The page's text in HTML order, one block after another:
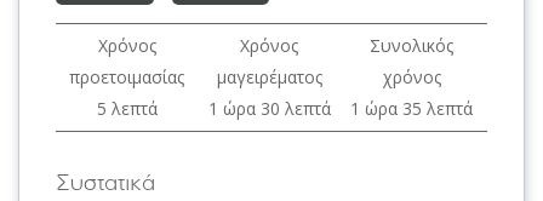
Χρόνος
προετοιμασίας
5 λεπτά
Χρόνος
μαγειρέματος
1 ώρα 30 λεπτά
Συνολικός
χρόνος
1 ώρα 35 λεπτά
Συστατικά